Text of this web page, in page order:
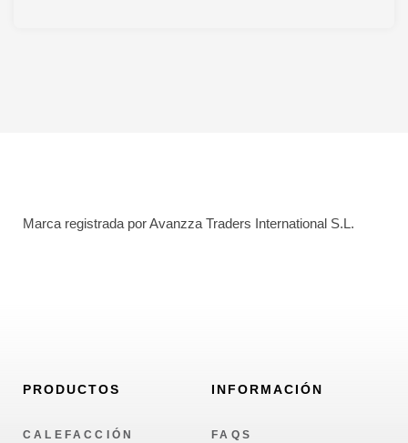
Marca registrada por Avanzza Traders International S.L.
PRODUCTOS
CALEFACCIÓN
INFORMACIÓN
FAQS